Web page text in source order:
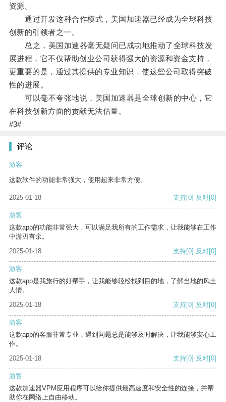
资源。
通过开发这种合作模式，美国加速器已经成为全球科技
创新的引领者之一。
总之，美国加速器毫无疑问已成功地推动了全球科技发
展进程，它不仅帮助创业公司获得强大的资源和资金支持，
更重要的是，通过其提供的专业知识，使这些公司取得突破
性的进展。
可以毫不夸张地说，美国加速器是全球创新的中心，它
在科技创新方面的贡献无法估量。
#3#
评论
游客
这款软件的功能非常强大，使用起来非常方便。
2025-01-18 支持[0] 反对[0]
游客
这款app的功能非常强大，可以满足我所有的工作需求，让我能够在工作
中游刃有余。
2025-01-18
支持[0] 反对[0]
游客
这款app是我旅行的好帮手，让我能够轻松找到目的地，了解当地的风土
人情。
2025-01-18
支持[0] 反对[0]
游客
这款app的客服非常专业，遇到问题总是能够及时解决，让我能够安心工
作。
2025-01-18
支持[0] 反对[0]
游客
这款加速器VPM应用程序可以给你提供最高速度和安全性的连接，并帮
助你在网络上自由移动。